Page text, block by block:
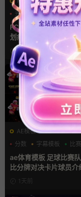
光效
复古风
支持Intel+M芯片
FCPX转场插件 15组光
划痕复古视频过渡
11小时前
AE模板
分数
字幕模板 比赛
ae体育模板 足球比赛
比分牌对决卡片球员介
视频AE模板
1天前